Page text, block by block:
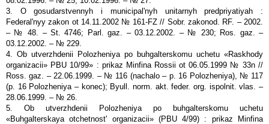
3. O gosudarstvennyh i municipal'nyh unitarnyh predpriyatiyah :
Federal'nyy zakon ot 14.11.2002 № 161-FZ // Sobr. zakonod. RF. – 2002.
– № 48. – St. 4746; Parl. gaz. – 03.12.2002. – № 230; Ros. gaz. –
03.12.2002. – № 229.
4. Ob utverzhdenii Polozheniya po buhgalterskomu uchetu «Raskhody
organizacii» PBU 10/99» : prikaz Minfina Rossii ot 06.05.1999 № 33n //
Ross. gaz. – 22.06.1999. – № 116 (nachalo – p. 16 Polozheniya), № 117
(p. 16 Polozheniya – konec); Byull. norm. akt. feder. org. ispolnit. vlas. –
28.06.1999. – № 26.
5. Ob utverzhdenii Polozheniya po buhgalterskomu uchetu
«Buhgalterskaya otchetnost' organizacii» (PBU 4/99) : prikaz Minfina